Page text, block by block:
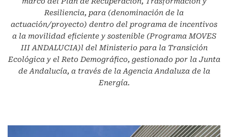
Resiliencia, para (denominación de la
actuación/proyecto) dentro del programa de incentivos
a la movilidad eficiente y sostenible (Programa MOVES
III ANDALUCIA)l del Ministerio para la Transición
Ecológica y el Reto Demográfico, gestionado por la Junta
de Andalucía, a través de la Agencia Andaluza de la
Energía.